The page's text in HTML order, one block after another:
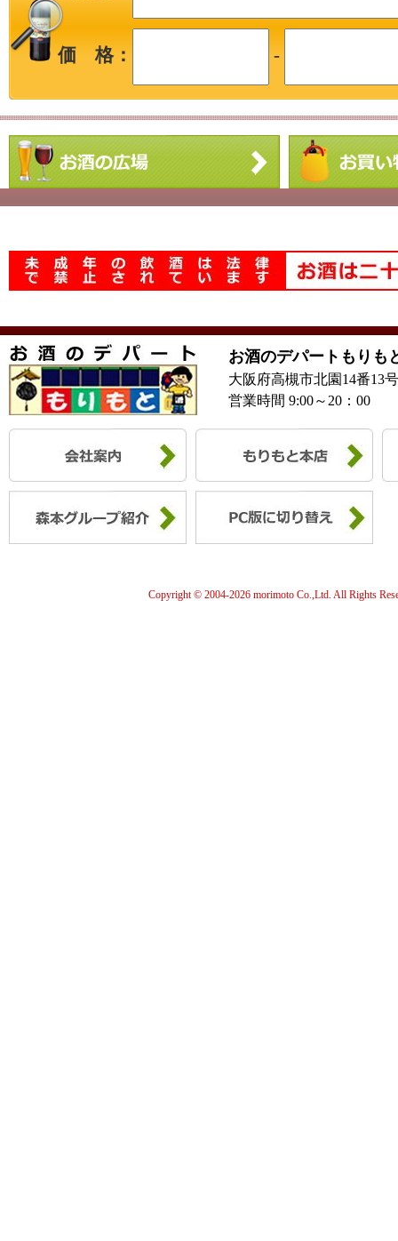
価 格： -
お酒のデパートもりも
大阪府高槻市北園14番13
営業時間 9:00～20：00
Copyright © 2004-2026 morimoto Co.,Ltd. All Rights